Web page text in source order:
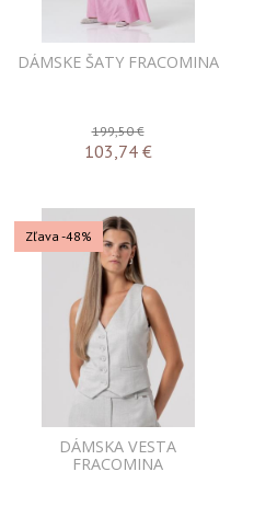
DÁMSKE ŠATY FRACOMINA
199,50 €
103,74 €
Zľava -48%
DÁMSKA VESTA
FRACOMINA